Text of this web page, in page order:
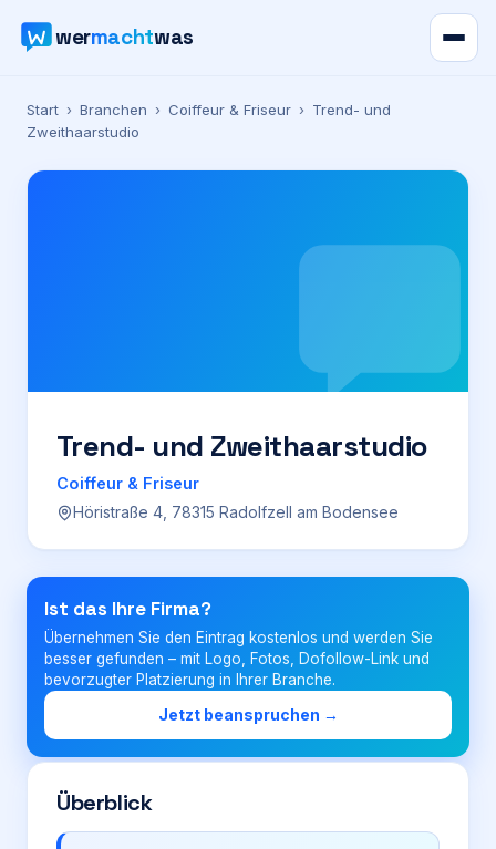
wermachtwas
Verzeichnis
Karte
Für Firmen
Login
Start › Branchen › Coiffeur & Friseur › Trend- und
Zweithaarstudio
Trend- und Zweithaarstudio
Coiffeur & Friseur
Höristraße 4, 78315 Radolfzell am Bodensee
Ist das Ihre Firma?
Übernehmen Sie den Eintrag kostenlos und werden Sie
besser gefunden – mit Logo, Fotos, Dofollow-Link und
bevorzugter Platzierung in Ihrer Branche.
Jetzt beanspruchen →
Überblick